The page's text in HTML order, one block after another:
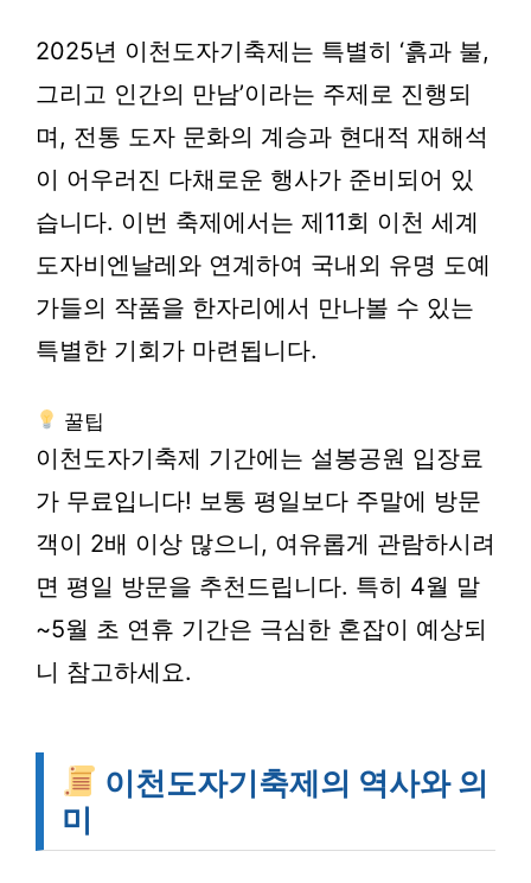
2025년 이천도자기축제는 특별히 ‘흙과 불,
그리고 인간의 만남’이라는 주제로 진행되
며, 전통 도자 문화의 계승과 현대적 재해석
이 어우러진 다채로운 행사가 준비되어 있
습니다. 이번 축제에서는 제11회 이천 세계
도자비엔날레와 연계하여 국내외 유명 도예
가들의 작품을 한자리에서 만나볼 수 있는
특별한 기회가 마련됩니다.
꿀팁
이천도자기축제 기간에는 설봉공원 입장료
가 무료입니다! 보통 평일보다 주말에 방문
객이 2배 이상 많으니, 여유롭게 관람하시려
면 평일 방문을 추천드립니다. 특히 4월 말
~5월 초 연휴 기간은 극심한 혼잡이 예상되
니 참고하세요.
이천도자기축제의 역사와 의
미